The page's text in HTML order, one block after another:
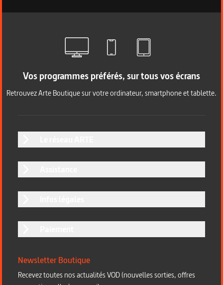
Vos programmes préférés, sur tous vos écrans
Retrouvez Arte Boutique sur votre ordinateur, smartphone et tablette.
Newsletter Boutique
Recevez toutes nos actualités VOD (nouvelles sorties, offres